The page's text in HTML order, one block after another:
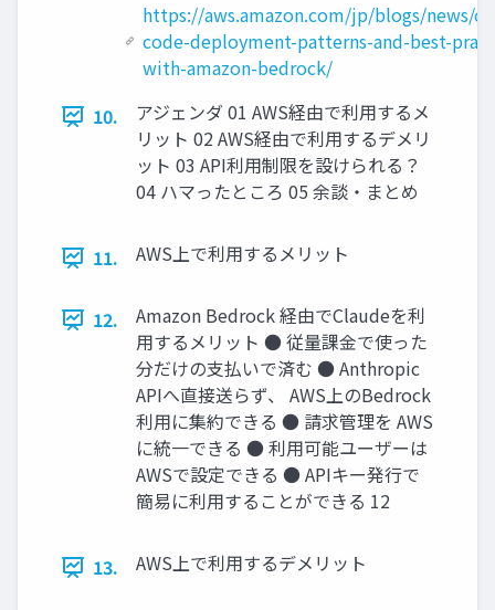
https://aws.amazon.com/jp/blogs/news/
code-deployment-patterns-and-best-
with-amazon-bedrock/
10.
アジェンダ 01 AWS経由で利用するメ
リット 02 AWS経由で利用するデメリ
ット 03 API利用制限を設けられる？
04 ハマったところ 05 余談・まとめ
11. AWS上で利用するメリット
12.
Amazon Bedrock 経由でClaudeを利
用するメリット ● 従量課金で使った
分だけの支払いで済む ● Anthropic
APIへ直接送らず、 AWS上のBedrock
利用に集約できる ● 請求管理を AWS
に統一できる ● 利用可能ユーザーは
AWSで設定できる ● APIキー発行で
簡易に利用することができる 12
13. AWS上で利用するデメリット